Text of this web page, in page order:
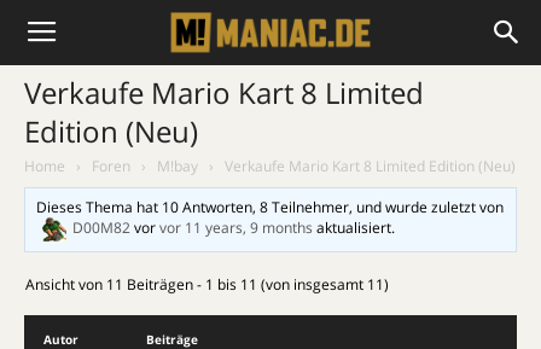
Verkaufe Mario Kart 8 Limited
Edition (Neu)
Home › Foren › M!bay › Verkaufe Mario Kart 8 Limited Edition (Neu)
Dieses Thema hat 10 Antworten, 8 Teilnehmer, und wurde zuletzt von
D00M82vorvor 11 years, 9 months aktualisiert.
Ansicht von 11 Beiträgen - 1 bis 11 (von insgesamt 11)
Autor Beiträge